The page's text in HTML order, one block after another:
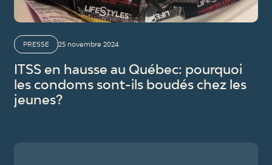
PRESSE 25 novembre 2024
ITSS en hausse au Québec: pourquoi
les condoms sont-ils boudés chez les
jeunes?